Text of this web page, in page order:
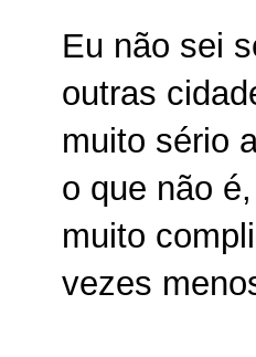
Eu não sei
outras
muito sério
o que não
muito
vezes